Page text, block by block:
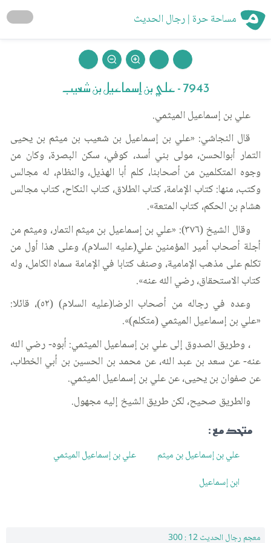
مساحة حرة | رجال الحديث
7943 - علي بن إسماعيل بن شعيب
علي بن إسماعيل الميثمي.
قال النجاشي: «علي بن إسماعيل بن شعيب بن ميثم بن يحيى
التمار أبوالحسن، مولى بني أسد، كوفي، سكن البصرة، وكان من
وجوه المتكلمين من أصحابنا، كلم أبا الهذيل، والنظام، له مجالس
وكتب، منها: كتاب الإمامة، كتاب الطلاق، كتاب النكاح، كتاب مجالس
هشام بن الحكم، كتاب المتعة».
وقال الشيخ (٣٧٦): «علي بن إسماعيل بن ميثم التمار، وميثم من
أجلة أصحاب أمير المؤمنين علي(عليه السلام)، وعلى هذا أول من
تكلم على مذهب الإمامية، وصنف كتابا في الإمامة سماه الكامل، وله
كتاب الاستحقاق، رضي الله عنه».
وعده في رجاله من أصحاب الرضا(عليه السلام) (٥٢)، قائلا:
«علي بن إسماعيل الميثمي (متكلم)».
، وطريق الصدوق إلى علي بن إسماعيل الميثمي: أبوه- رضي الله
عنه- عن سعد بن عبد الله، عن محمد بن الحسين بن أبي الخطاب،
عن صفوان بن يحيى، عن علي بن إسماعيل الميثمي.
والطريق صحيح، لكن طريق الشيخ إليه مجهول.
متحد مع :
علي بن إسماعيل بن ميثم
علي بن إسماعيل الميثمي
ابن إسماعيل
معجم رجال الحديث 12 : 300